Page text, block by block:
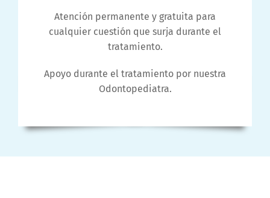
Atención permanente y gratuita para
cualquier cuestión que surja durante el
tratamiento.
Apoyo durante el tratamiento por nuestra
Odontopediatra.